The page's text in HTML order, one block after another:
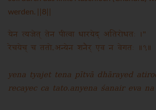
werden. ||8||
येन त्यजेत् तेन पीत्वा धारयेद् अतिरोधतः ।"
रेचयेच् च ततो.अन्येन शनैर् एव न वेगतः ॥९॥
yena tyajet tena pītvā dhārayed
recayec ca tato.anyena śanair eva